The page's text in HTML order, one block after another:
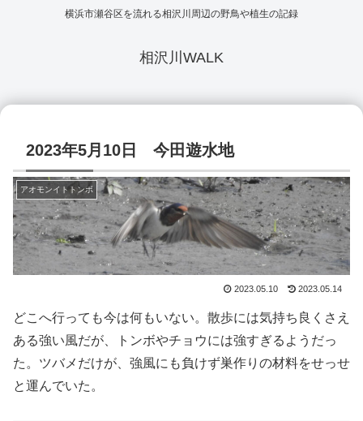
横浜市瀬谷区を流れる相沢川周辺の野鳥や植生の記録
相沢川WALK
2023年5月10日 今田遊水地
アオモンイトトンボ
2023.05.10 2023.05.14
どこへ行っても今は何もいない。散歩には気持ち良くさえ
ある強い風だが、トンボやチョウには強すぎるようだっ
た。ツバメだけが、強風にも負けず巣作りの材料をせっせ
と運んでいた。